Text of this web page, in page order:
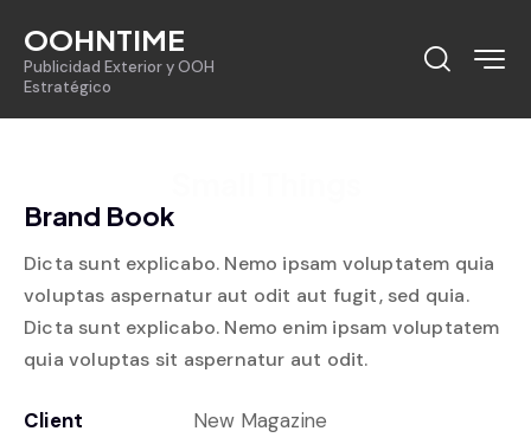
OOHNTIME
Publicidad Exterior y OOH
Estratégico
Brand Book
Dicta sunt explicabo. Nemo ipsam voluptatem quia
voluptas aspernatur aut odit aut fugit, sed quia.
Dicta sunt explicabo. Nemo enim ipsam voluptatem
quia voluptas sit aspernatur aut odit.
Client
New Magazine